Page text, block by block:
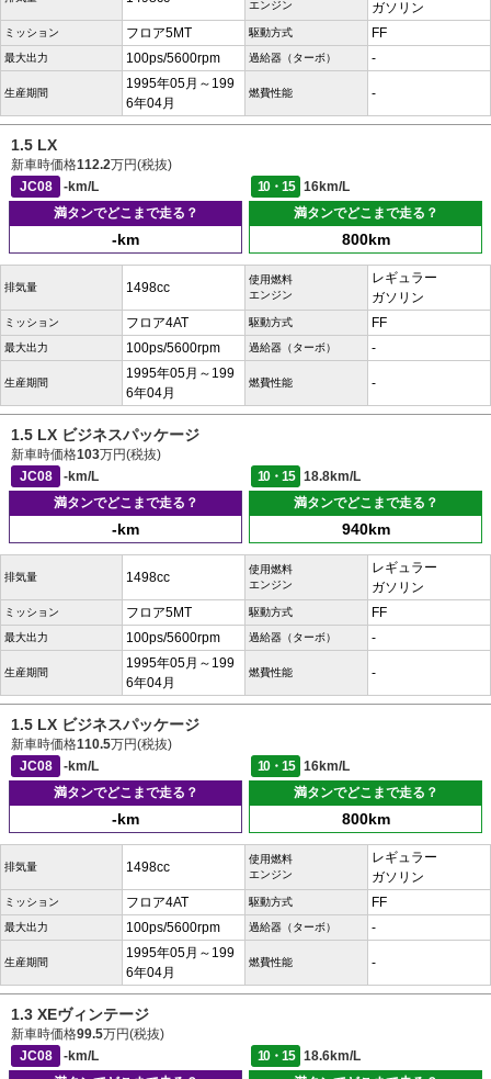
エンジン
ガソリン
ミッション フロア5MT 駆動方式 FF
最大出力 100ps/5600rpm 過給器（ターボ） -
生産期間
1995年05月～199
6年04月
燃費性能 -
1.5 LX
新車時価格112.2万円(税抜)
JC08
-km/L 10・15
16km/L
満タンでどこまで走る？
-km
満タンでどこまで走る？
800km
排気量 1498cc
使用燃料
エンジン
レギュラー
ガソリン
ミッション フロア4AT 駆動方式 FF
最大出力 100ps/5600rpm 過給器（ターボ） -
生産期間
1995年05月～199
6年04月
燃費性能 -
1.5 LX ビジネスパッケージ
新車時価格103万円(税抜)
JC08
-km/L 10・15
18.8km/L
満タンでどこまで走る？
-km
満タンでどこまで走る？
940km
排気量 1498cc
使用燃料
エンジン
レギュラー
ガソリン
ミッション フロア5MT 駆動方式 FF
最大出力 100ps/5600rpm 過給器（ターボ） -
生産期間
1995年05月～199
6年04月
燃費性能 -
1.5 LX ビジネスパッケージ
新車時価格110.5万円(税抜)
JC08
-km/L 10・15
16km/L
満タンでどこまで走る？
-km
満タンでどこまで走る？
800km
排気量 1498cc
使用燃料
エンジン
レギュラー
ガソリン
ミッション フロア4AT 駆動方式 FF
最大出力 100ps/5600rpm 過給器（ターボ） -
生産期間
1995年05月～199
6年04月
燃費性能 -
1.3 XEヴィンテージ
新車時価格99.5万円(税抜)
JC08
-km/L 10・15
18.6km/L